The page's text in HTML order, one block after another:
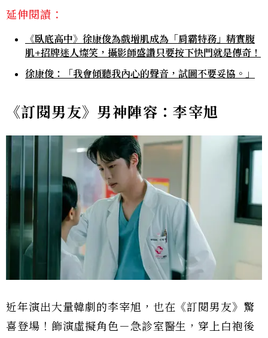
延伸閱讀：
《臥底高中》徐康俊為戲增肌成為「肩霸特務」精實腹
肌+招牌迷人燦笑，攝影師盛讚只要按下快門就是傳奇！
徐康俊：「我會傾聽我內心的聲音，試圖不要妥協。」
《訂閱男友》男神陣容：李宰旭
近年演出大量韓劇的李宰旭，也在《訂閱男友》驚
喜登場！飾演虛擬角色－急診室醫生，穿上白袍後